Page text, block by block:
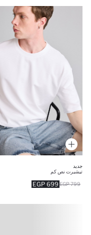
جديد
تيشيرت نص كم
699 EGP 799 EGP